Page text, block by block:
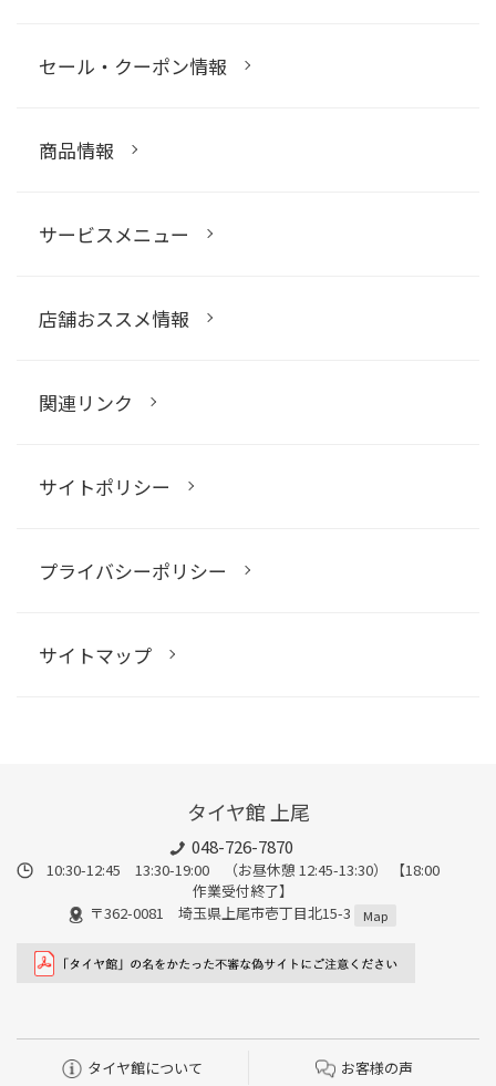
セール・クーポン情報
商品情報
サービスメニュー
店舗おススメ情報
関連リンク
サイトポリシー
プライバシーポリシー
サイトマップ
タイヤ館 上尾
048-726-7870
10:30-12:45 13:30-19:00 （お昼休憩 12:45-13:30） 【18:00
作業受付終了】
〒362-0081 埼玉県上尾市壱丁目北15-3
Map
タイヤ館について お客様の声